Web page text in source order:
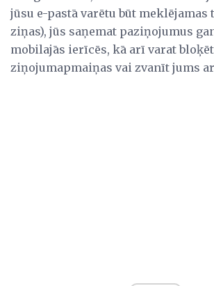
jūsu e-pastā varētu būt meklējamas
ziņas), jūs saņemat paziņojumus
mobilajās ierīcēs, kā arī varat
ziņojumapmaiņas vai zvanīt jums